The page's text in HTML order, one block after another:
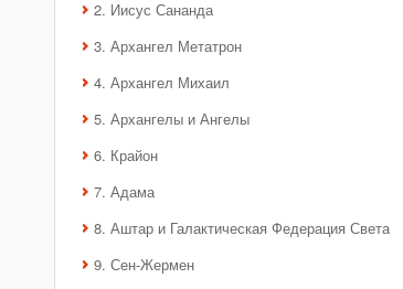
2. Иисус Сананда
3. Архангел Метатрон
4. Архангел Михаил
5. Архангелы и Ангелы
6. Крайон
7. Адама
8. Аштар и Галактическая Федерация Света
9. Сен-Жермен